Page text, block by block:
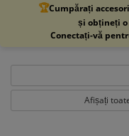
🏆Cumpărați
și obțineți o
Conectați-vă
Afișați